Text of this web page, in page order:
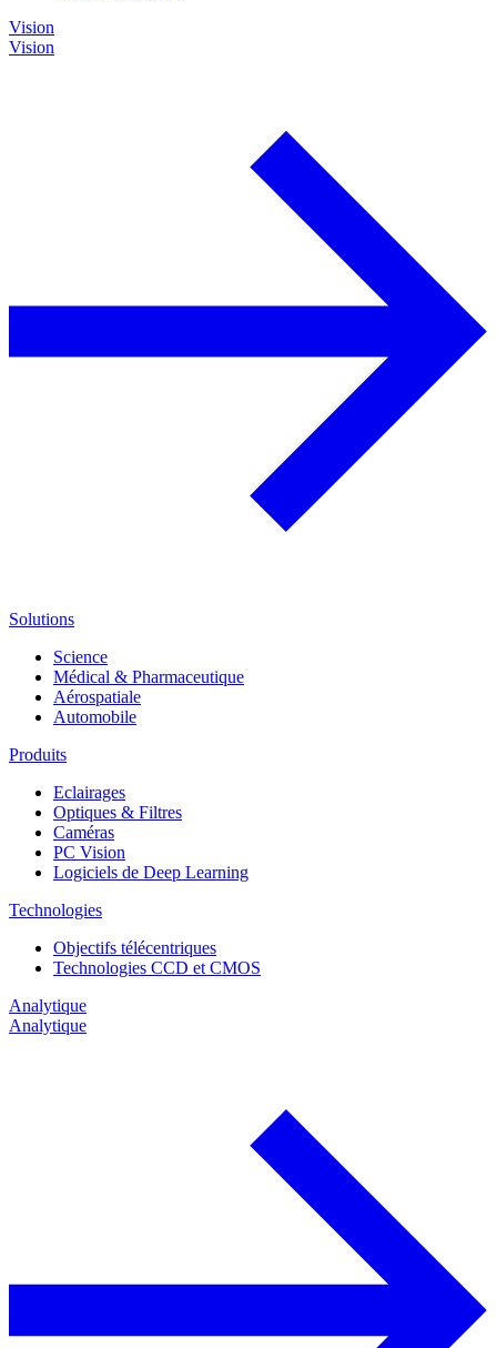
Vision
Vision
Solutions
Science
Médical & Pharmaceutique
Aérospatiale
Automobile
Produits
Eclairages
Optiques & Filtres
Caméras
PC Vision
Logiciels de Deep Learning
Technologies
Objectifs télécentriques
Technologies CCD et CMOS
Analytique
Analytique